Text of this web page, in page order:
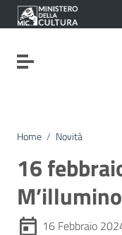
Vai ai contenuti
Vai al menu di
Vai al footer
Attiva / disattiva la
Home / Novità
16
16 Febbraio